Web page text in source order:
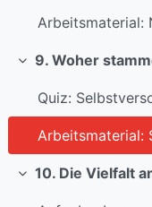
Einklappen
Einklappen